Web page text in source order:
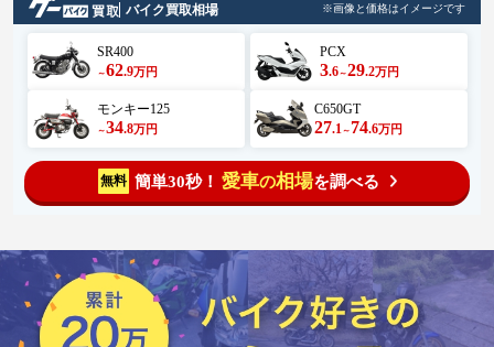
バイク買取相場 ※画像と価格はイメージです
SR400
～62.9万円
PCX
3.6～29.2万円
モンキー125
～34.8万円
C650GT
27.1 ～ 74.6万円
無料 簡単30秒！ 愛車の相場を調べる